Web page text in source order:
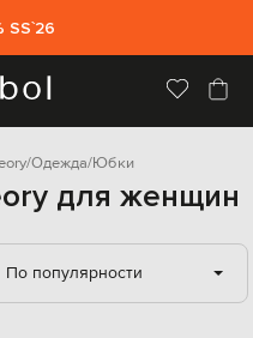
SS`26
Одежда Юбки
для женщин
По популярности